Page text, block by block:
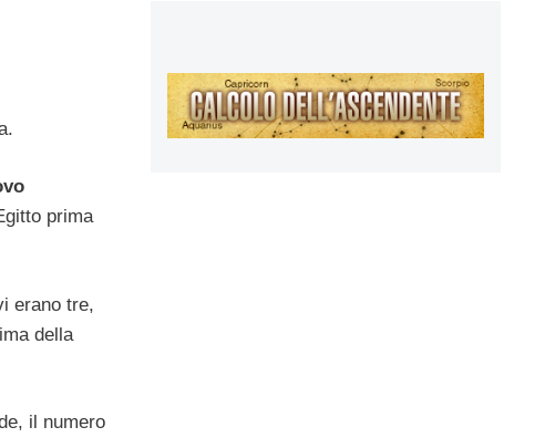
prima
erano tre,
della
il numero